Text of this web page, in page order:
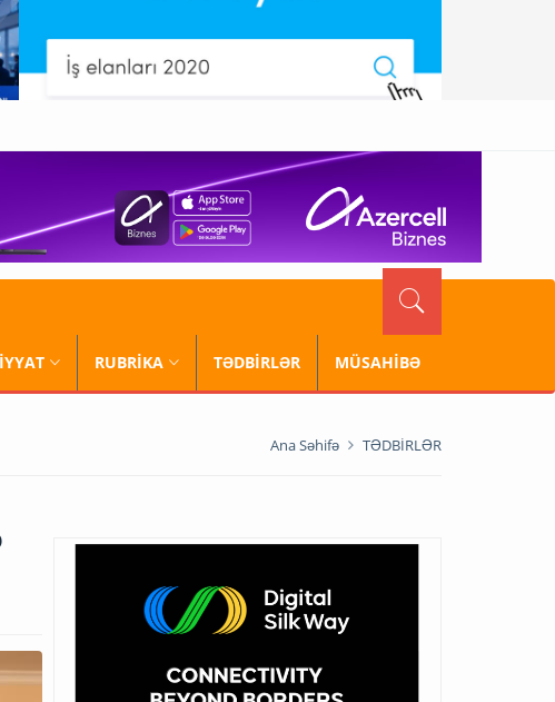
RUBRİKA TƏDBİRLƏR MÜSAHİBƏ
Ana Səhifə TƏDBİRLƏR